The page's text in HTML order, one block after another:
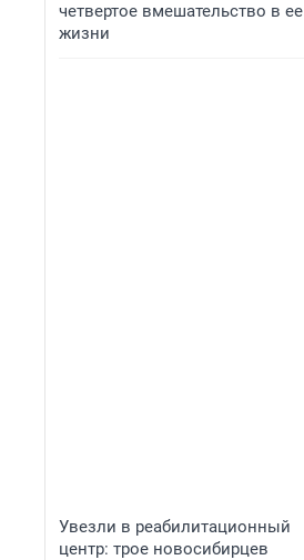
четвертое вмешательство в ее
жизни
Увезли в реабилитационный
центр: трое новосибирцев